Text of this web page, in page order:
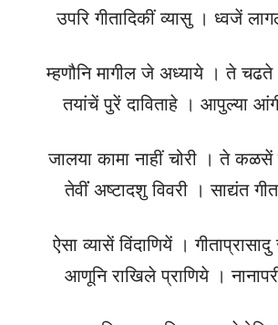
उपरि गीतादिकीं व्यासु । ध्वजें
म्हणौनि मागील जे अध्याये । ते
तयांचें पुरें दाविताहे । आपुल्या
जालया कामा नाहीं चोरी । ते कळसें
तेवींं अष्टादशु विवरी । साद्यंत
ऐसा व्यासें विंदाणियें ।
आणूनि राखिले प्राणिये ।